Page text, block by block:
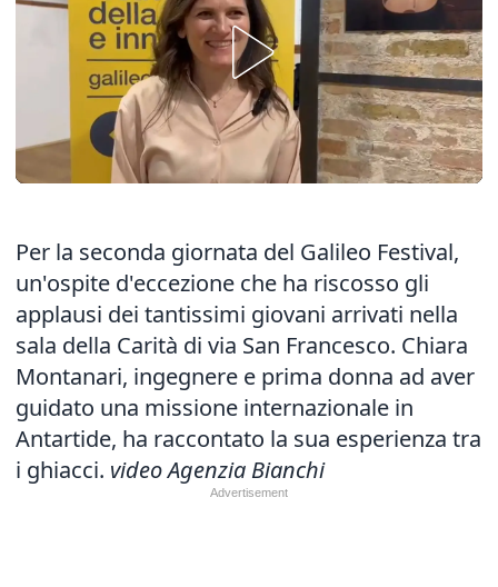
Per la seconda giornata del Galileo Festival,
un'ospite d'eccezione che ha riscosso gli
applausi dei tantissimi giovani arrivati nella
sala della Carità di via San Francesco. Chiara
Montanari, ingegnere e prima donna ad aver
guidato una missione internazionale in
Antartide, ha raccontato la sua esperienza tra
i ghiacci. video Agenzia Bianchi